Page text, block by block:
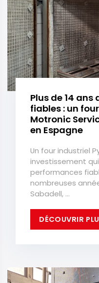
Plus de 14
fiables : un
Motronic
en Espagne
Un four industriel
investissement
performances
nombreuses
Sabadell, ...
DÉCOUVRIR